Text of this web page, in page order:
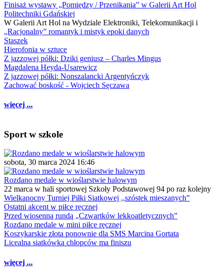
Finisaż wystawy „Pomiędzy / Przenikania” w Galerii Art Hol
Politechniki Gdańskiej
W Galerii Art Hol na Wydziale Elektroniki, Telekomunikacji i
„Racjonalny” romantyk i mistyk epoki danych
Staszek
Hierofonia w sztuce
Z jazzowej półki: Dziki geniusz – Charles Mingus
Magdalena Heyda-Usarewicz
Z jazzowej półki: Nonszalancki Argentyńczyk
Zachować boskość - Wojciech Sęczawa
więcej ...
Sport w szkole
sobota, 30 marca 2024 16:46
Rozdano medale w wioślarstwie halowym
22 marca w hali sportowej Szkoły Podstawowej 94 po raz kolejny
Wielkanocny Turniej Piłki Siatkowej ,,szóstek mieszanych”
Ostatni akcent w piłce ręcznej
Przed wiosenną rundą „Czwartków lekkoatletycznych”
Rozdano medale w mini piłce ręcznej
Koszykarskie złota ponownie dla SMS Marcina Gortata
Licealna siatkówka chłopców ma finiszu
więcej ...